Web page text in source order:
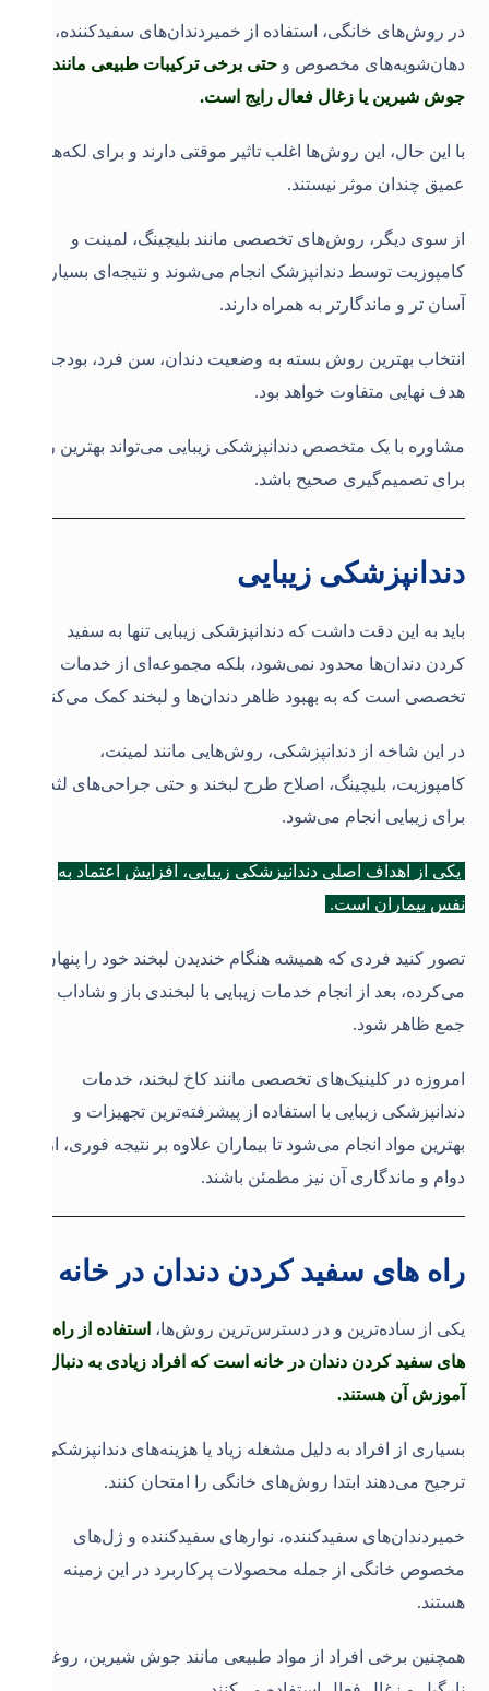
در روش‌های خانگی، استفاده از خمیردندان‌های سفیدکننده،
دهان‌شویه‌های مخصوص وحتی برخی ترکیبات طبیعی مانند
جوش شیرین یا زغال فعال رایج است.
با این حال، این روش‌ها اغلب تاثیر موقتی دارند و برای لکه‌های
عمیق چندان موثر نیستند.
از سوی دیگر، روش‌های تخصصی مانند بلیچینگ، لمینت و
کامپوزیت توسط دندانپزشک انجام می‌شوند و نتیجه‌ای بسیار
آسان تر و ماندگارتر به همراه دارند.
انتخاب بهترین روش بسته به وضعیت دندان، سن فرد، بودجه و
هدف نهایی متفاوت خواهد بود.
مشاوره با یک متخصص دندانپزشکی زیبایی می‌تواند بهترین راه
برای تصمیم‌گیری صحیح باشد.
دندانپزشکی زیبایی
باید به این دقت داشت که دندانپزشکی زیبایی تنها به سفید
کردن دندان‌ها محدود نمی‌شود، بلکه مجموعه‌ای از خدمات
تخصصی است که به بهبود ظاهر دندان‌ها و لبخند کمک می‌کند.
در این شاخه از دندانپزشکی، روش‌هایی مانند لمینت،
کامپوزیت، بلیچینگ، اصلاح طرح لبخند و حتی جراحی‌های لثه
برای زیبایی انجام می‌شود.
یکی از اهداف اصلی دندانپزشکی زیبایی، افزایش اعتماد به
نفس بیماران است.
تصور کنید فردی که همیشه هنگام خندیدن لبخند خود را پنهان
می‌کرده، بعد از انجام خدمات زیبایی با لبخندی باز و شاداب در
جمع ظاهر شود.
امروزه در کلینیک‌های تخصصی مانند کاخ لبخند، خدمات
دندانپزشکی زیبایی با استفاده از پیشرفته‌ترین تجهیزات و
بهترین مواد انجام می‌شود تا بیماران علاوه بر نتیجه فوری، از
دوام و ماندگاری آن نیز مطمئن باشند.
راه های سفید کردن دندان در خانه
یکی از ساده‌ترین و در دسترس‌ترین روش‌ها، استفاده از راه
های سفید کردن دندان در خانه است که افراد زیادی به دنبال
آموزش آن هستند.
بسیاری از افراد به دلیل مشغله زیاد یا هزینه‌های دندانپزشکی،
ترجیح می‌دهند ابتدا روش‌های خانگی را امتحان کنند.
خمیردندان‌های سفیدکننده، نوارهای سفیدکننده و ژل‌های
مخصوص خانگی از جمله محصولات پرکاربرد در این زمینه
هستند.
همچنین برخی افراد از مواد طبیعی مانند جوش شیرین، روغن